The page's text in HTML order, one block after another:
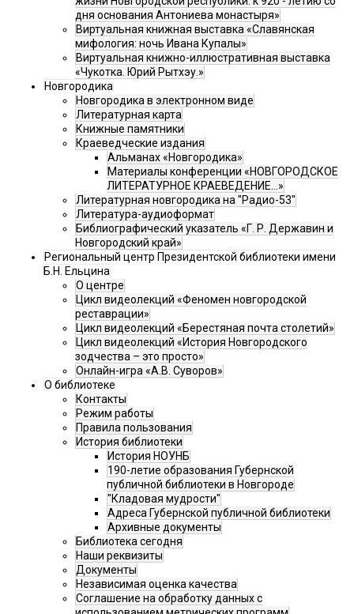
дня основания Антониева монастыря»
Виртуальная книжная выставка «Славянская
мифология: ночь Ивана Купалы»
Виртуальная книжно-иллюстративная выставка
«Чукотка. Юрий Рытхэу.»
Новгородика
Новгородика в электронном виде
Литературная карта
Книжные памятники
Краеведческие издания
Альманах «Новгородика»
Материалы конференции «НОВГОРОДСКОЕ
ЛИТЕРАТУРНОЕ КРАЕВЕДЕНИЕ...»
Литературная новгородика на "Радио-53"
Литература-аудиоформат
Библиографический указатель «Г. Р. Державин и
Новгородский край»
Региональный центр Президентской библиотеки имени
Б.Н. Ельцина
О центре
Цикл видеолекций «Феномен новгородской
реставрации»
Цикл видеолекций «Берестяная почта столетий»
Цикл видеолекций «История Новгородского
зодчества – это просто»
Онлайн-игра «А.В. Суворов»
О библиотеке
Контакты
Режим работы
Правила пользования
История библиотеки
История НОУНБ
190-летие образования Губернской
публичной библиотеки в Новгороде
"Кладовая мудрости"
Адреса Губернской публичной библиотеки
Архивные документы
Библиотека сегодня
Наши реквизиты
Документы
Независимая оценка качества
Соглашение на обработку данных с